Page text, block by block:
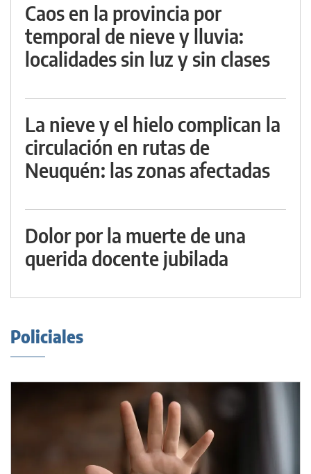
Caos en la provincia por
temporal de nieve y lluvia:
localidades sin luz y sin clases
La nieve y el hielo complican la
circulación en rutas de
Neuquén: las zonas afectadas
Dolor por la muerte de una
querida docente jubilada
Policiales